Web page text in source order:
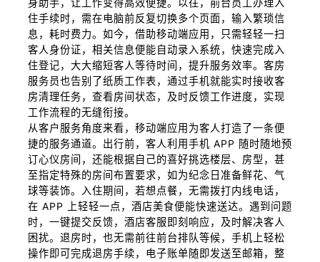
身助手，让工作变得高效便捷。以往，前台员工办理入
住手续时，需在电脑前反复切换多个页面，输入繁琐信
息，耗时费力。如今，借助移动端应用，只需轻轻一扫
客人身份证，相关信息便能自动录入系统，快速完成入
住登记，大大缩短客人等待时间，提升服务效率。客房
服务员也告别了纸质工作表，通过手机就能实时接收客
房清理任务，查看房间状态，及时反馈工作进度，实现
工作流程的无缝衔接。
从客户服务角度来看，移动端应用为客人打造了一条便
捷的服务通道。出行前，客人利用手机 APP 随时随地预
订心仪房间，还能根据自己的喜好挑选楼层、房型，甚
至指定特殊的房间布置要求，如为纪念日准备鲜花、气
球等装饰。入住期间，若想点餐，无需拨打内线电话，
在 APP 上轻轻一点，酒店美食便能快速送达。遇到问题
时，一键提交反馈，酒店客服即刻响应，及时解决客人
困扰。退房时，也无需前往前台排队等候，手机上轻松
操作即可完成退房手续，电子账单随即发送至邮箱，整